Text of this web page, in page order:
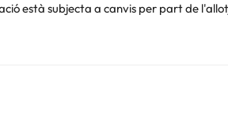
està subjecta a canvis per part de